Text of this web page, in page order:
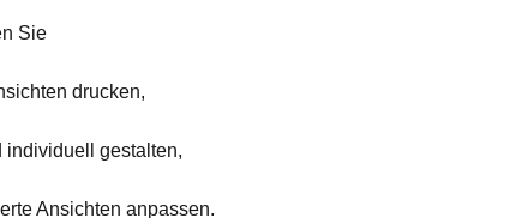
Sie
drucken,
individuell gestalten,
Ansichten anpassen.